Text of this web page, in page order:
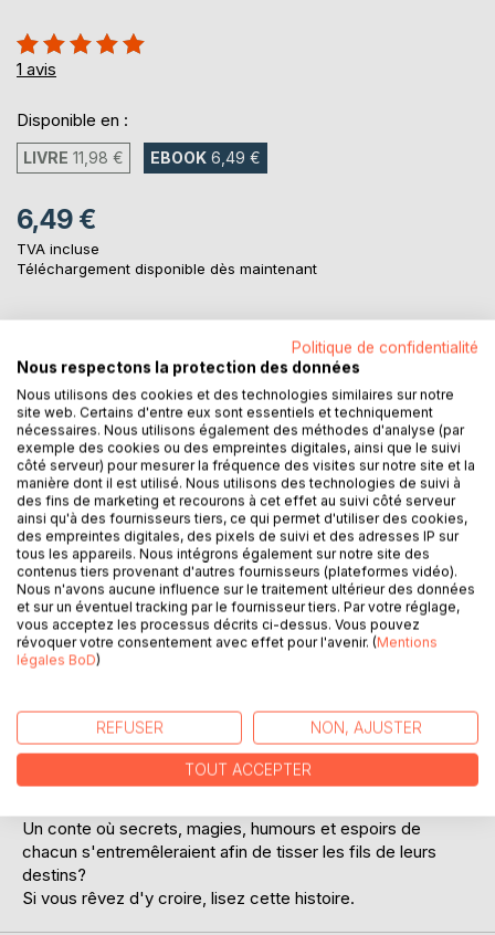
Évaluation:
100%
1 avis
Disponible en :
LIVRE 11,98 € EBOOK 6,49 €
6,49 €
TVA incluse
Téléchargement disponible dès maintenant
AJOUTER AU PANIER
Ajouter à ma liste d'envies
Laisser un avis
DESCRIPTION
Et s'il était un autre conte, antérieur à tous ceux que nous
modifié au cours du temps ?
Un conte où Blanche Neige, séquestrée dans une tour pour
être protégée d'un maléfice givrant son coeur, serait la
soeur d'une Belle à l'étrange capuchon rouge...
Un conte où secrets, magies, humours et espoirs de
chacun s'entremêleraient afin de tisser les fils de leurs
destins?
Si vous rêvez d'y croire, lisez cette histoire.
Politique de confidentialité
Nous respectons la protection des données
Nous utilisons des cookies et des technologies similaires sur notre
site web. Certains d'entre eux sont essentiels et techniquement
nécessaires. Nous utilisons également des méthodes d'analyse (par
exemple des cookies ou des empreintes digitales, ainsi que le suivi
côté serveur) pour mesurer la fréquence des visites sur notre site et la
manière dont il est utilisé. Nous utilisons des technologies de suivi à
des fins de marketing et recourons à cet effet au suivi côté serveur
ainsi qu'à des fournisseurs tiers, ce qui permet d'utiliser des cookies,
des empreintes digitales, des pixels de suivi et des adresses IP sur
tous les appareils. Nous intégrons également sur notre site des
contenus tiers provenant d'autres fournisseurs (plateformes vidéo).
Nous n'avons aucune influence sur le traitement ultérieur des données
et sur un éventuel tracking par le fournisseur tiers. Par votre réglage,
vous acceptez les processus décrits ci-dessus. Vous pouvez
révoquer votre consentement avec effet pour l'avenir. (Mentions
légales BoD)
REFUSER NON, AJUSTER
TOUT ACCEPTER